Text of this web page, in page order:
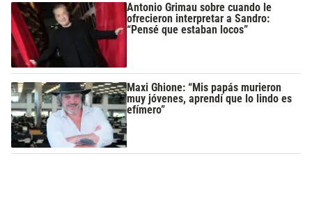
Antonio Grimau sobre cuando le
ofrecieron interpretar a Sandro:
“Pensé que estaban locos”
Maxi Ghione: “Mis papás murieron
muy jóvenes, aprendí que lo lindo es
efímero”